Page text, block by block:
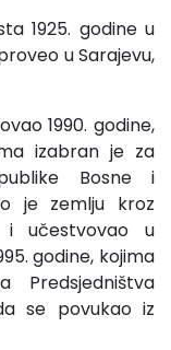
1925. godine u
u Sarajevu,
1990. godine,
izabran je za
Bosne i
je zemlju kroz
i učestvovao u
godine, kojima
se povukao iz